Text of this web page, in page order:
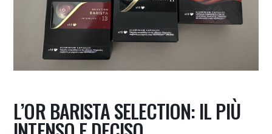
L’OR BARISTA SELECTION: IL PIÙ